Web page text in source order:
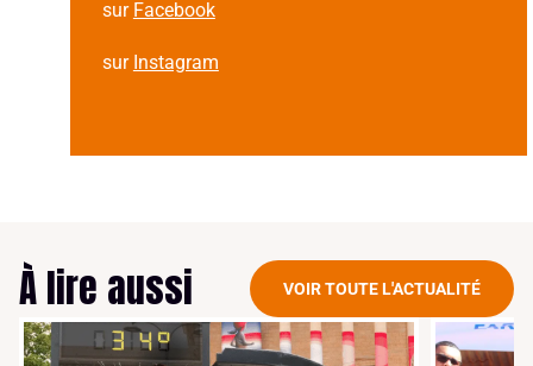
sur Facebook
sur Instagram
À lire aussi VOIR TOUTE L'ACTUALITÉ